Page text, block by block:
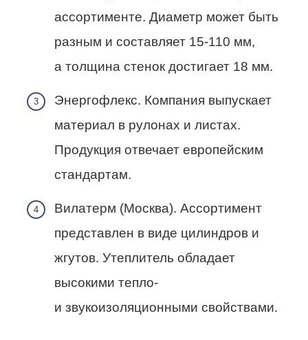
ассортименте. Диаметр может быть
разным и составляет 15-110 мм,
а толщина стенок достигает 18 мм.
Энергофлекс. Компания выпускает
материал в рулонах и листах.
Продукция отвечает европейским
стандартам.
Вилатерм (Москва). Ассортимент
представлен в виде цилиндров и
жгутов. Утеплитель обладает
высокими тепло-
и звукоизоляционными свойствами.